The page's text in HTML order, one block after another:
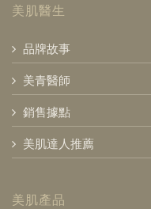
美肌醫生
品牌故事
美青醫師
銷售據點
美肌達人推薦
美肌產品